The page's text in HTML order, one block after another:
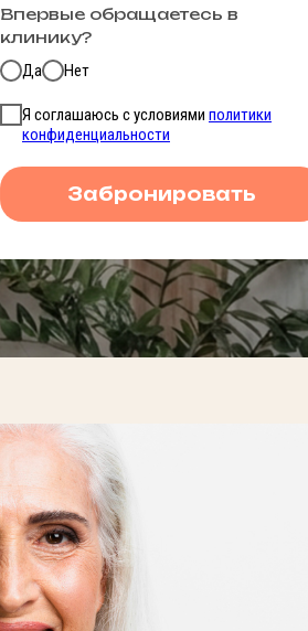
Впервые обращаетесь в
клинику?
Да Нет
Я соглашаюсь с условиями политики
конфиденциальности
Забронировать